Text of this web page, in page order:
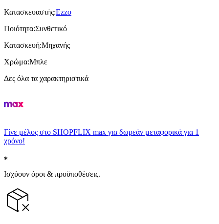
Κατασκευαστής:Ezzo
Ποιότητα:Συνθετικό
Κατασκευή:Μηχανής
Χρώμα:Μπλε
Δες όλα τα χαρακτηριστικά
Γίνε μέλος στο SHOPFLIX max για δωρεάν μεταφορικά για 1
χρόνο!
Ισχύουν όροι & προϋποθέσεις.